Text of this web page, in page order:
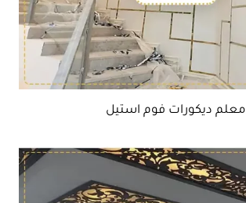
معلم ديكورات فوم استيل